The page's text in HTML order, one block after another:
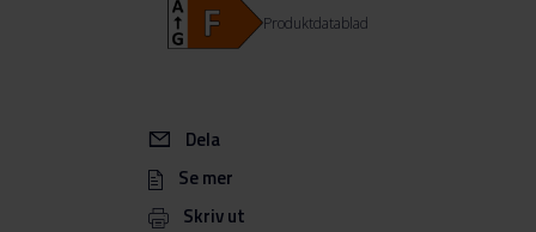
Dela
Se mer
Skriv ut
Produktdatablad